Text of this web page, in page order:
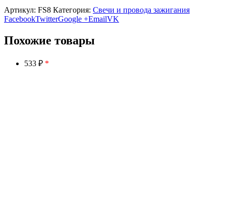
Артикул: FS8 Категория: Свечи и провода зажигания
FacebookTwitterGoogle +EmailVK
Похожие товары
533 ₽ *